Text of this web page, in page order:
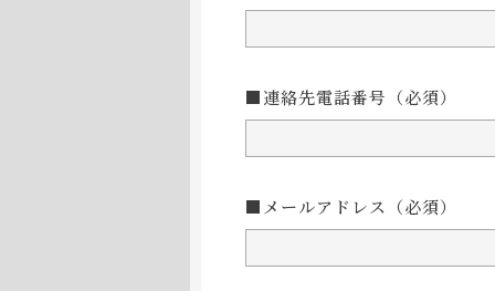
■連絡先電話番号 （必須）
■メールアドレス （必須）